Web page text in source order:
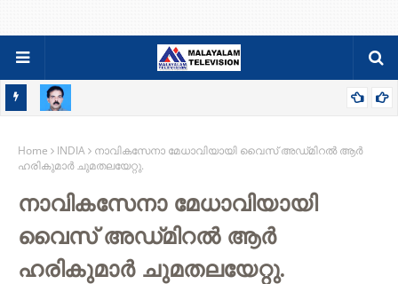
Home INDIA
നാവികസേനാ മേധാവിയായി വൈസ് അഡ്‌മിറൽ ആർ
ഹരികുമാർ ചുമതലയേറ്റു.
നാവികസേനാ മേധാവിയായി
വൈസ് അഡ്‌മിറൽ ആർ
ഹരികുമാർ ചുമതലയേറ്റു.